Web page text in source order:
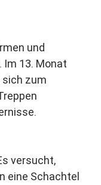
und
13. Monat
sich zum
versucht,
eine Schachtel